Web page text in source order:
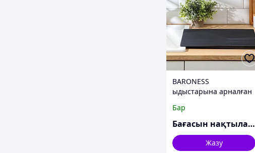
BARONESS
ыдыстарына арналған
қара
Бар
Бағасын нақтылаңыз
Жазу